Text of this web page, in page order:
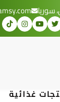
سوريا
غذائية